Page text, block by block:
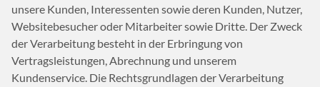
unsere Kunden, Interessenten sowie deren Kunden, Nutzer,
Websitebesucher oder Mitarbeiter sowie Dritte. Der Zweck
der Verarbeitung besteht in der Erbringung von
Vertragsleistungen, Abrechnung und unserem
Kundenservice. Die Rechtsgrundlagen der Verarbeitung